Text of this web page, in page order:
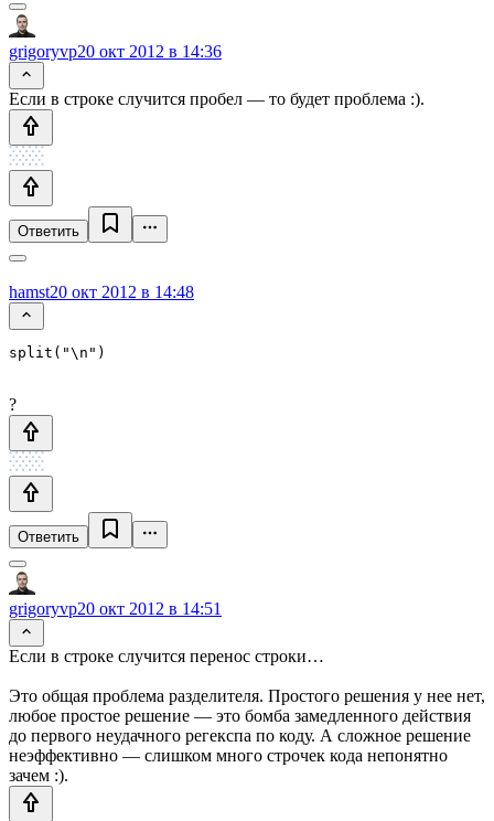
grigoryvp20 окт 2012 в 14:36
Если в строке случится пробел — то будет проблема :).
Ответить
hamst20 окт 2012 в 14:48
?
Ответить
grigoryvp20 окт 2012 в 14:51
Если в строке случится перенос строки…
Это общая проблема разделителя. Простого решения у нее нет,
любое простое решение — это бомба замедленного действия
до первого неудачного регекспа по коду. А сложное решение
неэффективно — слишком много строчек кода непонятно
зачем :).